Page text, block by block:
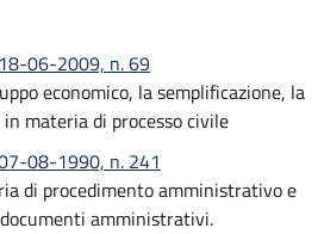
06-2009, n. 69
economico, la semplificazione, la
materia di processo civile
08-1990, n. 241
di procedimento amministrativo e
amministrativi.